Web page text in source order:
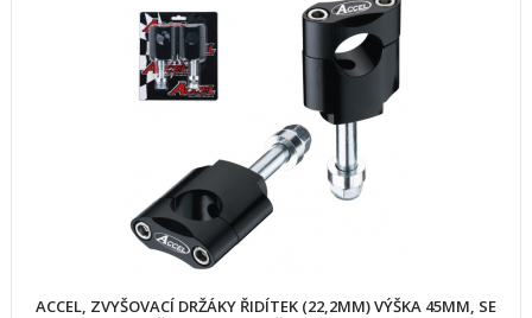
ACCEL, ZVYŠOVACÍ DRŽÁKY ŘIDÍTEK (22,2MM) VÝŠKA 45MM, SE